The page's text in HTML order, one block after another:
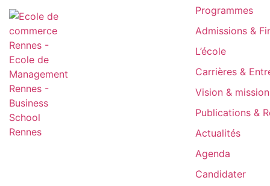
Programmes
Admissions &
L’école
Carrières &
Vision &
Publications &
Actualités
Agenda
Candidater